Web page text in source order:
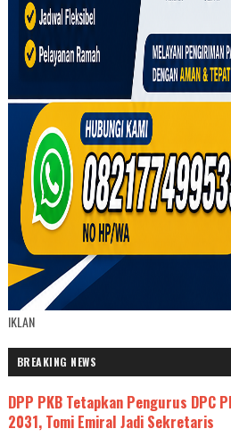
IKLAN
BREAKING NEWS
DPP PKB Tetapkan Pengurus DPC
2031, Tomi Emiral Jadi Sekretaris